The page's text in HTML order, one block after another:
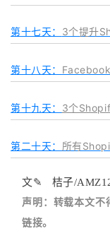
第十七天： 3个提升
第十八天： Facebook
第十九天： 3个
第二十天： 所有
文✎ 桔子/
声明：转载本文不
链接。